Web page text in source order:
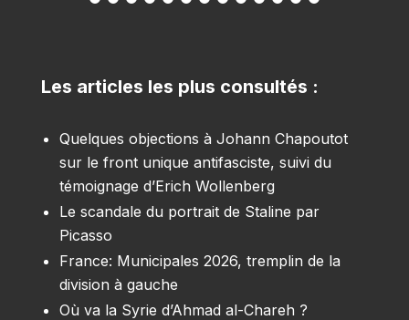
Les articles les plus consultés :
Quelques objections à Johann Chapoutot
sur le front unique antifasciste, suivi du
témoignage d’Erich Wollenberg
Le scandale du portrait de Staline par
Picasso
France: Municipales 2026, tremplin de la
division à gauche
Où va la Syrie d’Ahmad al-Chareh ?